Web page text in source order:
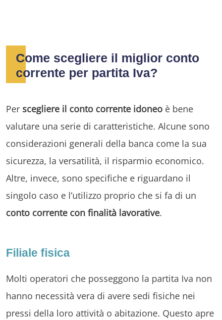
Come scegliere il miglior conto
corrente per partita Iva?
Per scegliere il conto corrente idoneo è bene
valutare una serie di caratteristiche. Alcune sono
considerazioni generali della banca come la sua
sicurezza, la versatilità, il risparmio economico.
Altre, invece, sono specifiche e riguardano il
singolo caso e l’utilizzo proprio che si fa di un
conto corrente con finalità lavorative.
Filiale fisica
Molti operatori che posseggono la partita Iva non
hanno necessità vera di avere sedi fisiche nei
pressi della loro attività o abitazione. Questo apre